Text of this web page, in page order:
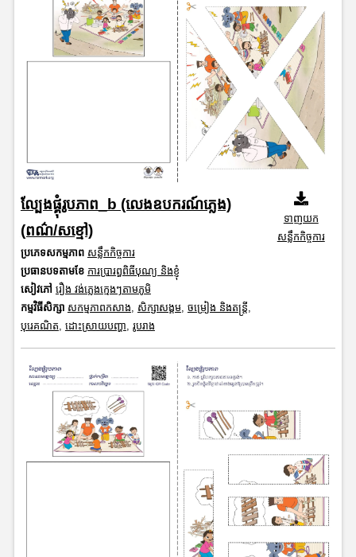
ល្បែងផ្គុំរូបភាព_b (លេងឧបករណ៍ភ្លេង)
(ពណ៌/សខ្មៅ)
ប្រភេទសកម្មភាព សន្លឹកកិច្ចការ
ប្រធានបទតាមខែ ការប្រារព្ធពិធីបុណ្យ និងខ្ញុំ
សៀវភៅ រឿង វង់ភ្លេងក្មេងៗតាមភូមិ
កម្មវិធីសិក្សា សកម្មភាពកសាង, សិក្សាសង្គម, ចម្រៀង និងតន្ត្រី,
បុរេគណិត, ដោះស្រាយបញ្ហា, រូបរាង
ទាញយក
សន្លឹកកិច្ចការ